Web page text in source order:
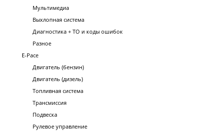
Мультимедиа
Выхлопная система
Диагностика + ТО и коды ошибок
Разное
E-Pace
Двигатель (бензин)
Двигатель (дизель)
Топливная система
Трансмиссия
Подвеска
Рулевое управление